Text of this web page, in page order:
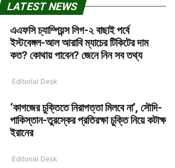
LATEST NEWS
এএফসি চ্যাম্পিয়ন্স লিগ-২ বাছাই পর্বে
ইস্টবেঙ্গল-আল আরাবি ম্যাচের টিকিটের দাম
কত? কোথায় পাবেন? জেনে নিন সব তথ্য
Editorial Desk
‘কাগজের চুক্তিতে নিরাপত্তা মিলবে না’, সৌদি-
পাকিস্তান-তুরস্কের প্রতিরক্ষা চুক্তি নিয়ে কটাক্ষ
ইরানের
Editorial Desk